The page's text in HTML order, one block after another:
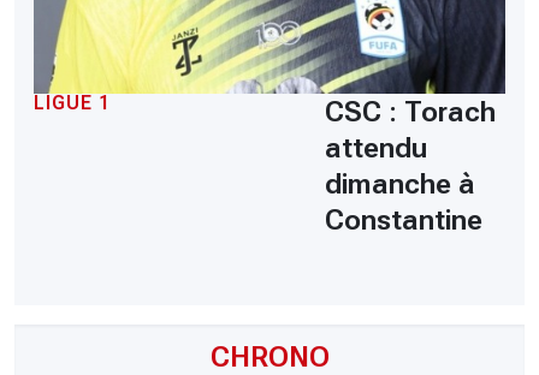
CHRONO
LIGUE 1
CSC : Torach
attendu
dimanche à
Constantine